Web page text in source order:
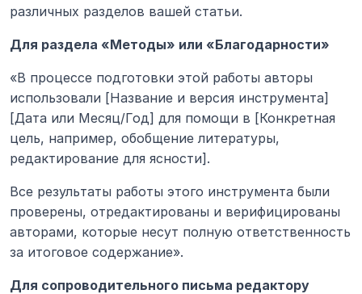
различных разделов вашей статьи.
Для раздела «Методы» или «Благодарности»
«В процессе подготовки этой работы авторы
использовали [Название и версия инструмента]
[Дата или Месяц/Год] для помощи в [Конкретная
цель, например, обобщение литературы,
редактирование для ясности].
Все результаты работы этого инструмента были
проверены, отредактированы и верифицированы
авторами, которые несут полную ответственность
за итоговое содержание».
Для сопроводительного письма редактору